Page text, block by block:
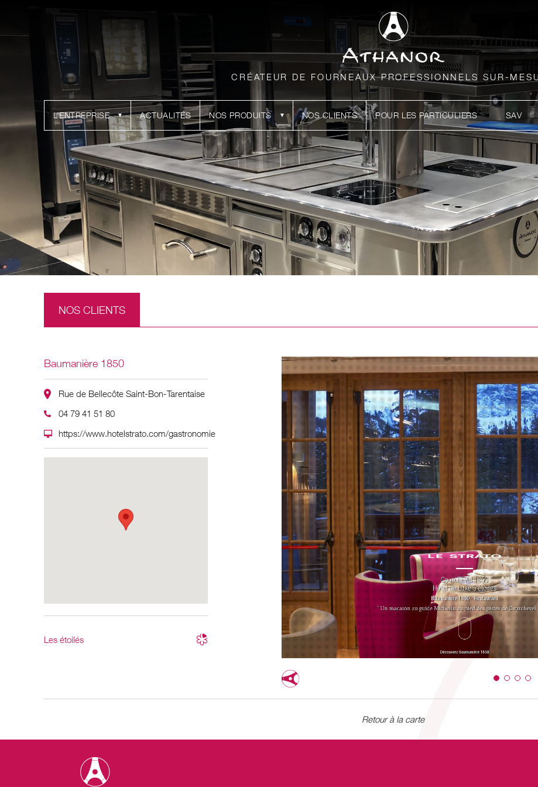
CRÉATEUR DE FOURNEAUX PROFESSIONNELS SUR-
L’ENTREPRISE ACTUALITÉS NOS PRODUITS NOS CLIENTS POUR LES PARTICULIERS SAV
NOS CLIENTS
Baumanière 1850
Rue de Bellecôte Saint-Bon-Tarentaise
04 79 41 51 80
https://www.hotelstrato.com/gastronomie
Les étoilés
Retour à la carte